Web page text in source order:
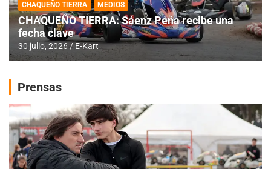
CHAQUEÑO TIERRA MEDIOS
CHAQUEÑO TIERRA: Sáenz Peña recibe una
fecha clave
30 julio, 2026 E-Kart
Prensas